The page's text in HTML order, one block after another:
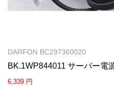
DARFON BC297360020
BK.1WP844011 サーバー電
6,339 円